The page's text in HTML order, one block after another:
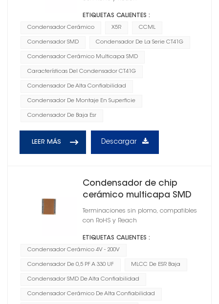
ETIQUETAS CALIENTES :
Condensador Cerámico X5R CCML
Condensador SMD Condensador De La Serie CT41G
Condensador Cerámico Multicapa SMD
Características Del Condensador CT41G
Condensador De Alta Confiabilidad
Condensador De Montaje En Superficie
Condensador De Baja Esr
LEER MÁS Descargar
Condensador de chip
cerámico multicapa SMD
0201
Terminaciones sin plomo, compatibles
con RoHS y Reach
ETIQUETAS CALIENTES :
Condensador Cerámico 4V - 200V
Condensador De 0,5 PF A 330 UF MLCC De ESR Baja
Condensador SMD De Alta Confiabilidad
Condensador Cerámico De Alta Confiabilidad